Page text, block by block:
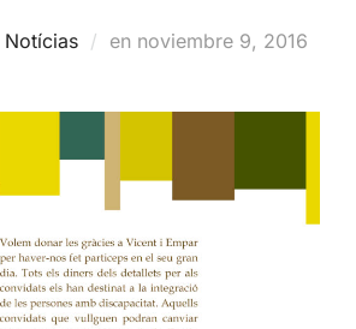
Notícias en Publicado
noviembre 9, 2016